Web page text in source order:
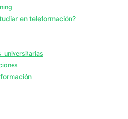
en teleformación?
universitarias